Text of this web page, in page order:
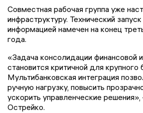
Совместная рабочая группа уже
инфраструктуру. Технический
информацией намечен на конец
года.
«Задача консолидации финансовой
становится критичной для крупного
Мультибанковская интеграция
ручную нагрузку, повысить
ускорить управленческие
Острейко.